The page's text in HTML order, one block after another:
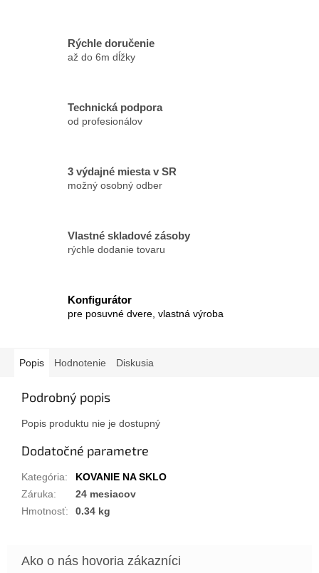
Rýchle doručenie
až do 6m dĺžky
Technická podpora
od profesionálov
3 výdajné miesta v SR
možný osobný odber
Vlastné skladové zásoby
rýchle dodanie tovaru
Konfigurátor
pre posuvné dvere, vlastná výroba
Popis Hodnotenie Diskusia
Podrobný popis
Popis produktu nie je dostupný
Dodatočné parametre
Kategória:
KOVANIE NA SKLO
Záruka:
24 mesiacov
Hmotnosť: 0.34 kg